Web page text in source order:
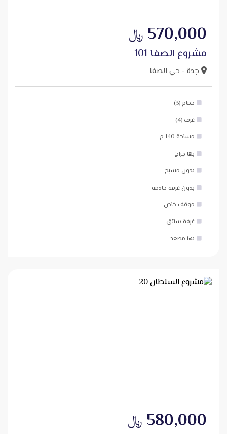
570,000 ﷼
مشروع الصفا 101
جدة - حي الصفا
حمام (3)
غرف (4)
مساحة 140 م
بها جراج
بدون مسبح
بدون غرفة خادمة
موقف خاص
غرفة سائق
بها مصعد
580,000 ﷼